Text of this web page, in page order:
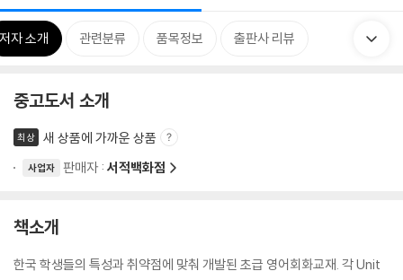
저자 소개 관련분류 품목정보 출판사 리뷰
중고도서 소개
최상 새 상품에 가까운 상품
사업자 판매자 : 서적백화점
책소개
한국 학생들의 특성과 취약점에 맞춰 개발된 초급 영어회화교재. 각 Unit